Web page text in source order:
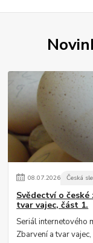
08.07.2026 Česká
Svědectví o
tvar vajec, část 1.
Seriál internetového
Zbarvení a tvar